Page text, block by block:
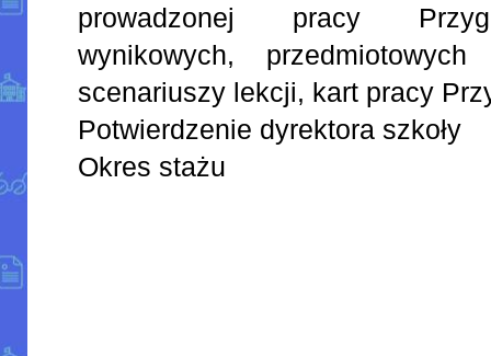
prowadzonej pracy
wynikowych,
scenariuszy lekcji, kart pracy
Potwierdzenie dyrektora szkoły
Okres stażu